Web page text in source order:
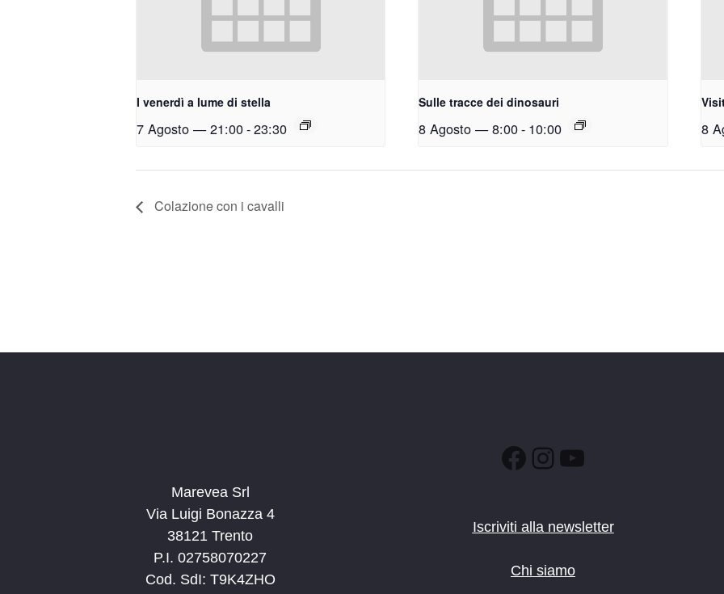
I venerdì a lume di stella
7 Agosto — 21:00-23:30
Sulle tracce dei dinosauri
8 Agosto — 8:00- 10:00 8
Colazione con i cavalli
Marevea Srl
Via Luigi Bonazza 4
38121 Trento
P.I. 02758070227
Cod. SdI: T9K4ZHO
Facebook
Instagram
YouTube
Iscriviti alla newsletter
Chi siamo